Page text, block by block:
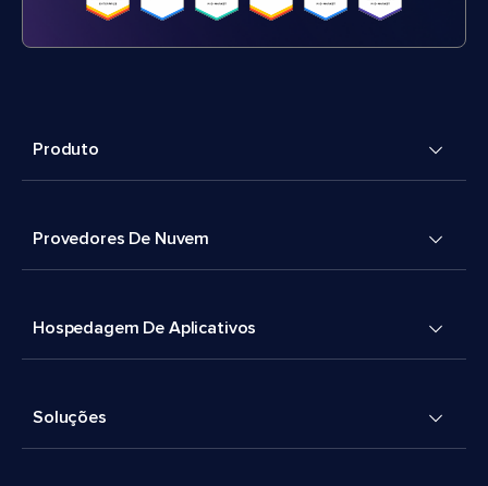
Produto
Provedores De Nuvem
Hospedagem De Aplicativos
Soluções